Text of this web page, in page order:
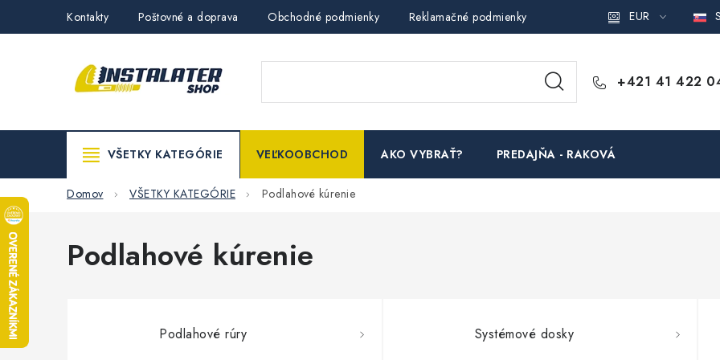
Kontakty Poštovné a doprava Obchodné podmienky Reklamačné podmienky Podmienky ochrany osobných
EUR
+421 41 422
VŠETKY KATEGÓRIE VEĽKOOBCHOD AKO VYBRAŤ? PREDAJŇA - RAKOVÁ
Domov VŠETKY KATEGÓRIE Podlahové kúrenie
Podlahové kúrenie
Podlahové rúry Systémové dosky